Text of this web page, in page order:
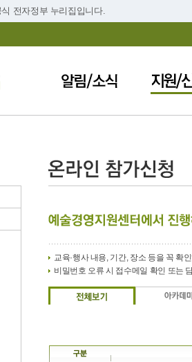
전자정부 누리집입니다.
교육·행사 내용, 기간, 장소 등을 꼭 확
비밀번호 오류 시 접수메일 확인 또는